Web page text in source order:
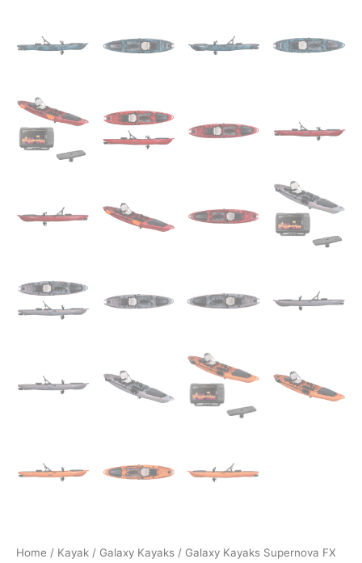
Home / Kayak / Galaxy Kayaks / Galaxy Kayaks Supernova FX